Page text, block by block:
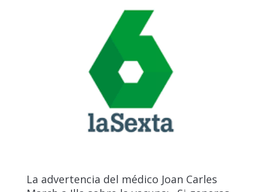
La advertencia del médico Joan Carles